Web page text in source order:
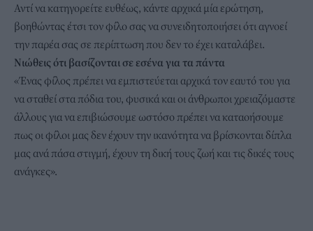
Αντί να κατηγορείτε ευθέως, κάντε αρχικά μία ερώτηση,
βοηθώντας έτσι τον φίλο σας να συνειδητοποιήσει ότι αγνοεί
την παρέα σας σε περίπτωση που δεν το έχει καταλάβει.
Νιώθεις ότι βασίζονται σε εσένα για τα πάντα
«Ένας φίλος πρέπει να εμπιστεύεται αρχικά τον εαυτό του για
να σταθεί στα πόδια του, φυσικά και οι άνθρωποι χρειαζόμαστε
άλλους για να επιβιώσουμε ωστόσο πρέπει να καταοήσουμε
πως οι φίλοι μας δεν έχουν την ικανότητα να βρίσκονται δίπλα
μας ανά πάσα στιγμή, έχουν τη δική τους ζωή και τις δικές τους
ανάγκες».